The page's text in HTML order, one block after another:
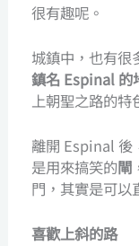
很有趣呢。
城鎮中，也有很
鎮名 Espinal 的
上朝聖之路的特
離開 Espinal 後
是用來搞笑的閘
門，其實是可以
喜歡上斜的路